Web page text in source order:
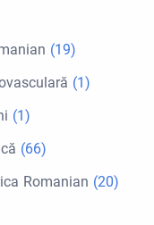
(19)
(1)
(1)
(66)
Romanian (20)